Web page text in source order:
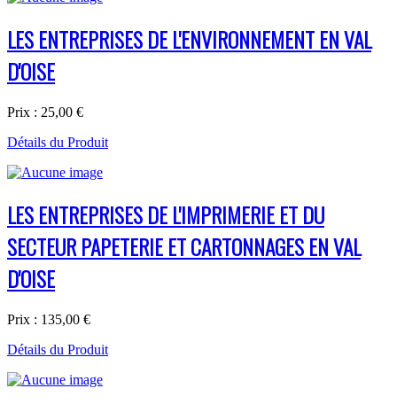
LES ENTREPRISES DE L'ENVIRONNEMENT EN VAL
D'OISE
Prix : 25,00 €
Détails du Produit
LES ENTREPRISES DE L'IMPRIMERIE ET DU
SECTEUR PAPETERIE ET CARTONNAGES EN VAL
D'OISE
Prix : 135,00 €
Détails du Produit